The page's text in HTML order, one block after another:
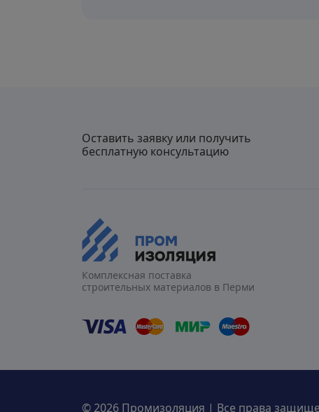
Оставить заявку или получить
бесплатную консультацию
Комплексная поставка
строительных материалов в Перми
© 2026 Промизоляция | Все права